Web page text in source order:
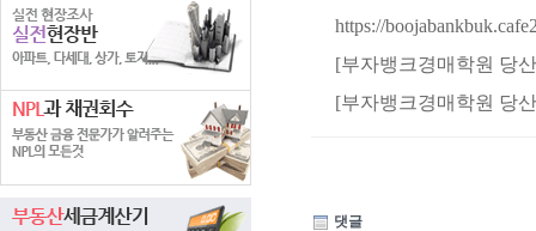
https://
[부자뱅크경매학원 당
[부자뱅크경매학원 당
댓글